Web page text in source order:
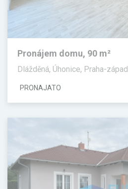
Pronájem domu, 90 m²
Dlážděná, Úhonice, Praha-západ
PRONAJATO